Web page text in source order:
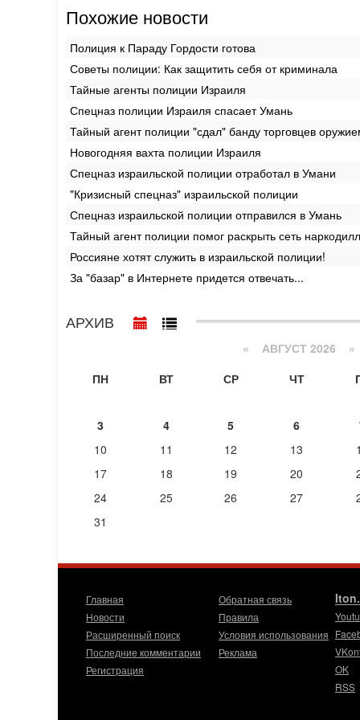
Похожие новости
Полиция к Параду Гордости готова
Советы полиции: Как защитить себя от криминала
Тайные агенты полиции Израиля
Спецназ полиции Израиля спасает Умань
Тайный агент полиции "сдал" банду торговцев
Новогодняя вахта полиции Израиля
Спецназ израильской полиции отработал в Умани
"Кризисный спецназ" израильской полиции
Спецназ израильской полиции отправился в Умань
Тайный агент полиции помог раскрыть сеть
Россияне хотят служить в израильской полиции!
За "базар" в Интернете придется отвечать...
АРХИВ
« АВГУСТ 2026 »
ПН
ВТ СР ЧТ
3
4 5 6
10
11 12 13
17
18 19 20
24
25 26 27
31
Главная
Новости
Расширенный поиск
Последние комментарии
Регистрация
Обратная связь
Правила
Условия использования
Реклама
OK
RSS